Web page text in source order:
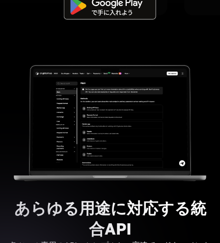
あらゆる用途に対応する統
合API